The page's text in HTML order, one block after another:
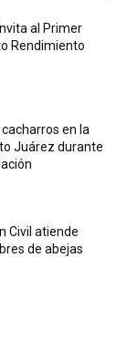
al Primer
Rendimiento
en la
Juárez durante
Civil atiende
de abejas